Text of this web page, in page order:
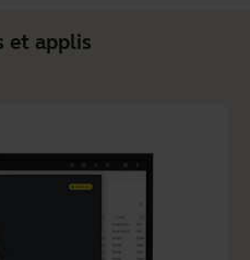
et applis